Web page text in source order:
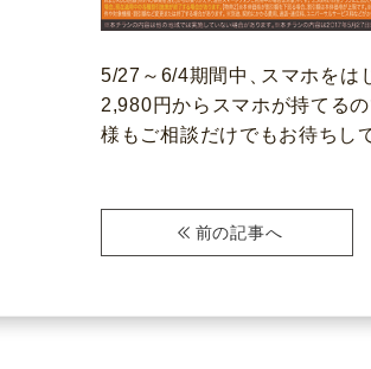
5/27～6/4期間中 、スマホをは
2,980円からスマホが持てる
様もご相談だけでもお待ちし
前の記事へ